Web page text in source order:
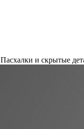
Пасхалки и скрытые